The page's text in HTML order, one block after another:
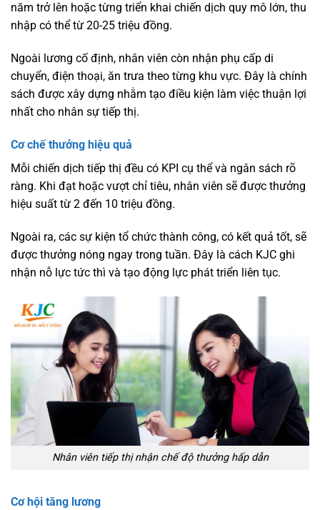
năm trở lên hoặc từng triển khai chiến dịch quy mô lớn, thu
nhập có thể từ 20-25 triệu đồng.
Ngoài lương cố định, nhân viên còn nhận phụ cấp di
chuyển, điện thoại, ăn trưa theo từng khu vực. Đây là chính
sách được xây dựng nhằm tạo điều kiện làm việc thuận lợi
nhất cho nhân sự tiếp thị.
Cơ chế thưởng hiệu quả
Mỗi chiến dịch tiếp thị đều có KPI cụ thể và ngân sách rõ
ràng. Khi đạt hoặc vượt chỉ tiêu, nhân viên sẽ được thưởng
hiệu suất từ 2 đến 10 triệu đồng.
Ngoài ra, các sự kiện tổ chức thành công, có kết quả tốt, sẽ
được thưởng nóng ngay trong tuần. Đây là cách KJC ghi
nhận nỗ lực tức thì và tạo động lực phát triển liên tục.
Nhân viên tiếp thị nhận chế độ thưởng hấp dẫn
Cơ hội tăng lương